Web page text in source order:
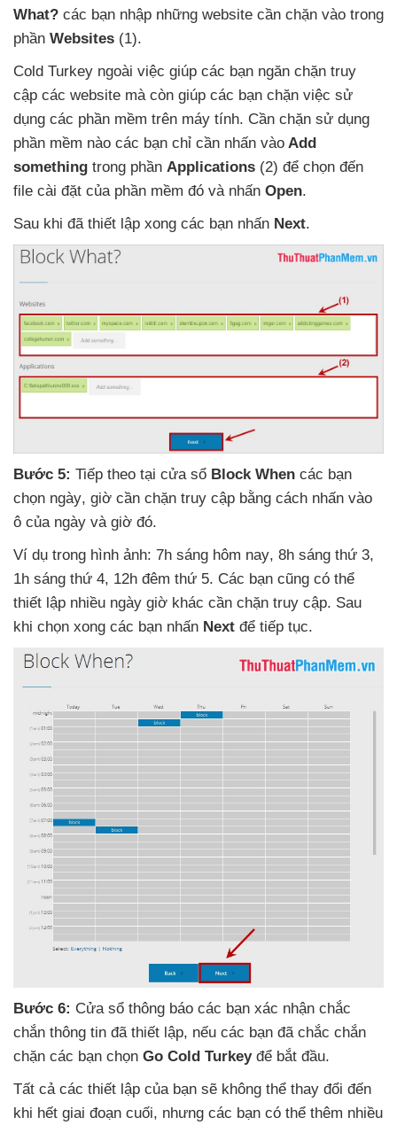
What? các bạn nhập những website cần chặn vào trong
phần Websites (1).
Cold Turkey ngoài việc giúp các bạn ngăn chặn truy
cập các website mà còn giúp các bạn chặn việc sử
dụng các phần mềm trên máy tính. Cần chặn sử dụng
phần mềm nào các bạn chỉ cần nhấn vào Add
something trong phần Applications (2) để chọn đến
file cài đặt của phần mềm đó và nhấn Open.
Sau khi đã thiết lập xong các bạn nhấn Next.
Bước 5: Tiếp theo tại cửa sổ Block When các bạn
chọn ngày, giờ cần chặn truy cập bằng cách nhấn vào
ô của ngày và giờ đó.
Ví dụ trong hình ảnh: 7h sáng hôm nay, 8h sáng thứ 3,
1h sáng thứ 4, 12h đêm thứ 5. Các bạn cũng có thể
thiết lập nhiều ngày giờ khác cần chặn truy cập. Sau
khi chọn xong các bạn nhấn Next để tiếp tục.
Bước 6: Cửa sổ thông báo các bạn xác nhận chắc
chắn thông tin đã thiết lập, nếu các bạn đã chắc chắn
chặn các bạn chọn Go Cold Turkey để bắt đầu.
Tất cả các thiết lập của bạn sẽ không thể thay đổi đến
khi hết giai đoạn cuối, nhưng các bạn có thể thêm nhiều